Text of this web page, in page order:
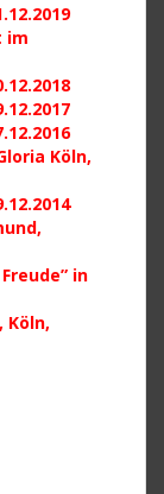
im
Köln,
in
Köln,